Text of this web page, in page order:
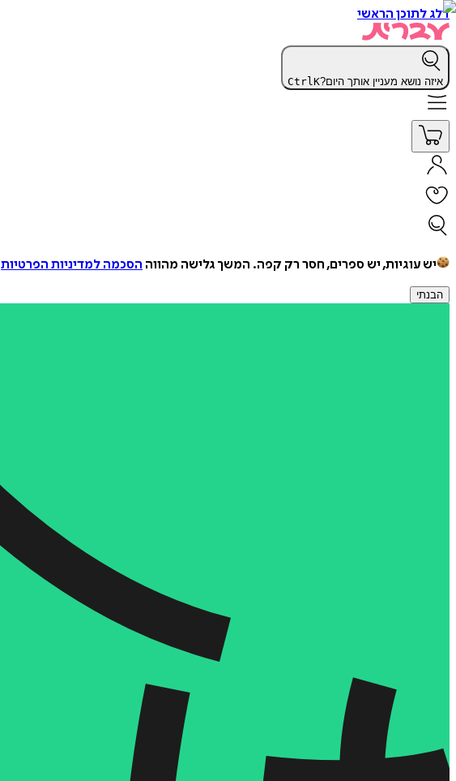
דלג לתוכן הראשי
איזה נושא מעניין אותך היום? CtrlK
יש עוגיות, יש ספרים, חסר רק קפה. המשך גלישה מהווה הסכמה למדיניות הפרטיות
הבנתי